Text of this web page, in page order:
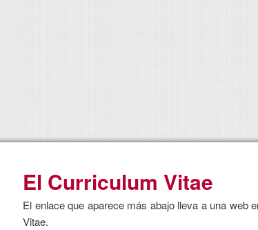
El Curriculum Vitae
El enlace que aparece más abajo lleva a una web
Vitae.